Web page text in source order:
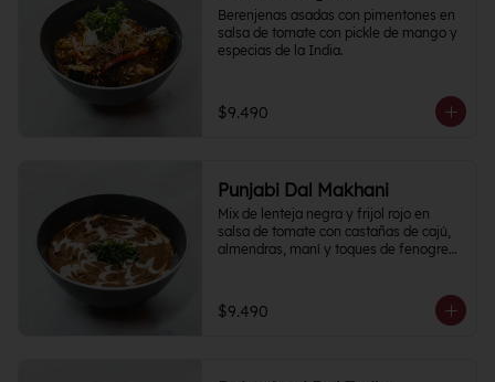
Berenjenas asadas con pimentones en
salsa de tomate con pickle de mango y
especias de la India.
$9.490
Punjabi Dal Makhani
Mix de lenteja negra y frijol rojo en
salsa de tomate con castañas de cajú,
almendras, maní y toques de fenogreco
$9.490